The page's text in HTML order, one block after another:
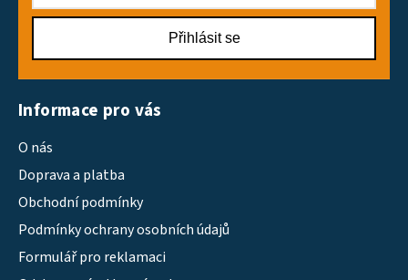
Přihlásit se
Informace pro vás
O nás
Doprava a platba
Obchodní podmínky
Podmínky ochrany osobních údajů
Formulář pro reklamaci